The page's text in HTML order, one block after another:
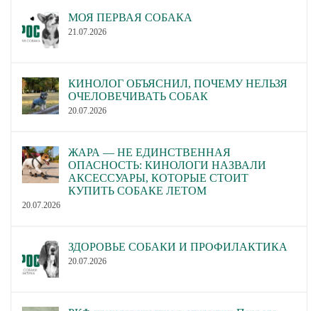
МОЯ ПЕРВАЯ СОБАКА
21.07.2026
КИНОЛОГ ОБЪЯСНИЛ, ПОЧЕМУ НЕЛЬЗЯ
ОЧЕЛОВЕЧИВАТЬ СОБАК
20.07.2026
ЖАРА — НЕ ЕДИНСТВЕННАЯ
ОПАСНОСТЬ: КИНОЛОГИ НАЗВАЛИ
АКСЕССУАРЫ, КОТОРЫЕ СТОИТ
КУПИТЬ СОБАКЕ ЛЕТОМ
20.07.2026
ЗДОРОВЬЕ СОБАКИ И ПРОФИЛАКТИКА
20.07.2026